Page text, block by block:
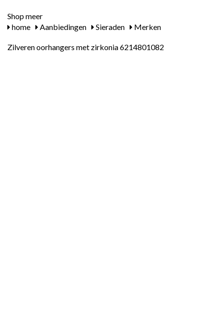
Shop meer
home
Aanbiedingen Sieraden Merken
Zilveren oorhangers met zirkonia 6214801082